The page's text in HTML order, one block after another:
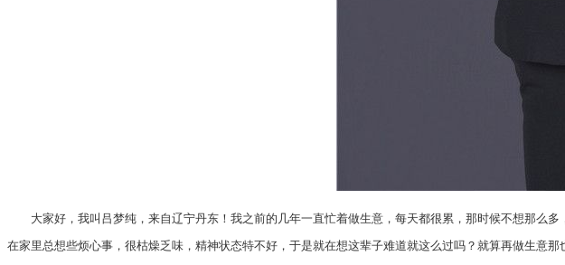
大家好，我叫吕梦纯，来自辽宁丹东！我之前的几年一直忙着做生意，每天都很累，那时候不想那么
在家里总想些烦心事，很枯燥乏味，精神状态特不好，于是就在想这辈子难道就这么过吗？就算再做生意